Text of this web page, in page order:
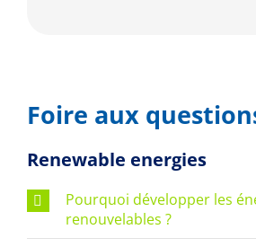
Foire aux
Renewable energies
Pourquoi développer les
renouvelables ?